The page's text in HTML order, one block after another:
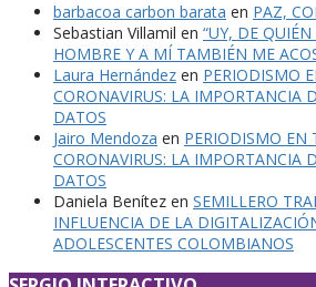
barbacoa carbon barata en PAZ,
Sebastian Villamil en “UY, DE
HOMBRE Y A MÍ TAMBIÉN ME
Laura Hernández en PERIODISMO
CORONAVIRUS: LA IMPORTANCIA
DATOS
Jairo Mendoza en PERIODISMO EN
CORONAVIRUS: LA IMPORTANCIA
DATOS
Daniela Benítez en SEMILLERO
INFLUENCIA DE LA
ADOLESCENTES COLOMBIANOS